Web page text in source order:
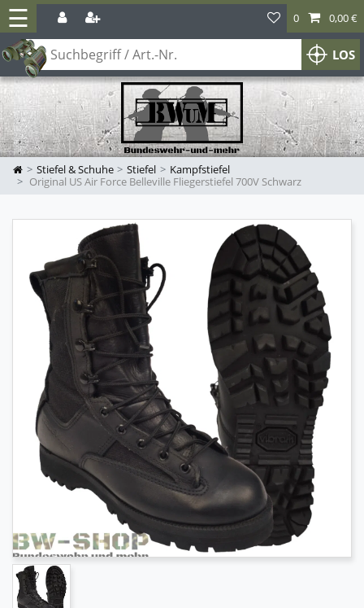
☰
LOS
0 0,00 €
Stiefel & Schuhe Stiefel
Kampfstiefel
Original US Air Force Belleville Fliegerstiefel 700V Schwarz